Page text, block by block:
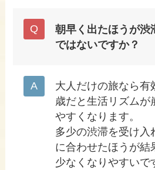
朝早く出たほうが渋
ではないですか？
大人だけの旅なら有
歳だと生活リズムが
やすくなります。
多少の渋滞を受け入
に合わせたほうが結
少なくなりやすいで